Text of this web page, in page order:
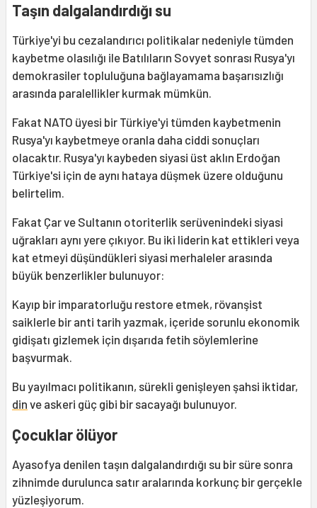
Taşın dalgalandırdığı su
Türkiye'yi bu cezalandırıcı politikalar nedeniyle tümden
kaybetme olasılığı ile Batılıların Sovyet sonrası Rusya'yı
demokrasiler topluluğuna bağlayamama başarısızlığı
arasında paralellikler kurmak mümkün.
Fakat NATO üyesi bir Türkiye'yi tümden kaybetmenin
Rusya'yı kaybetmeye oranla daha ciddi sonuçları
olacaktır. Rusya'yı kaybeden siyasi üst aklın Erdoğan
Türkiye'si için de aynı hataya düşmek üzere olduğunu
belirtelim.
Fakat Çar ve Sultanın otoriterlik serüvenindeki siyasi
uğrakları aynı yere çıkıyor. Bu iki liderin kat ettikleri veya
kat etmeyi düşündükleri siyasi merhaleler arasında
büyük benzerlikler bulunuyor:
Kayıp bir imparatorluğu restore etmek, rövanşist
saiklerle bir anti tarih yazmak, içeride sorunlu ekonomik
gidişatı gizlemek için dışarıda fetih söylemlerine
başvurmak.
Bu yayılmacı politikanın, sürekli genişleyen şahsi iktidar,
din ve askeri güç gibi bir sacayağı bulunuyor.
Çocuklar ölüyor
Ayasofya denilen taşın dalgalandırdığı su bir süre sonra
zihnimde durulunca satır aralarında korkunç bir gerçekle
yüzleşiyorum.